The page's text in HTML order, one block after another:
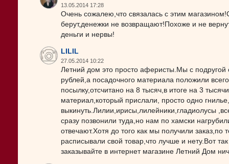
13.05.2014 17:28
Очень сожалею,что связалась с этим
берут,денежки не возвращают!Похоже и не
деньги и нервы!
LILIL
27.05.2014 10:22
Летний дом это просто аферисты.Мы с подругой
рублей,а посадочного материала положили
посылку,отсчитано на 8 тысяч,в итоге на 3
материал,который прислали, просто одно
выкинуть.Лилии,ирисы,лилейники,гладиолусы
сразу позвонили туда,но нам по хамски
отвечают.Хотя до того как мы получили
расписывали свой товар,что лучше и нету.Вот
заказывайте в интернет магазине Летний Дом